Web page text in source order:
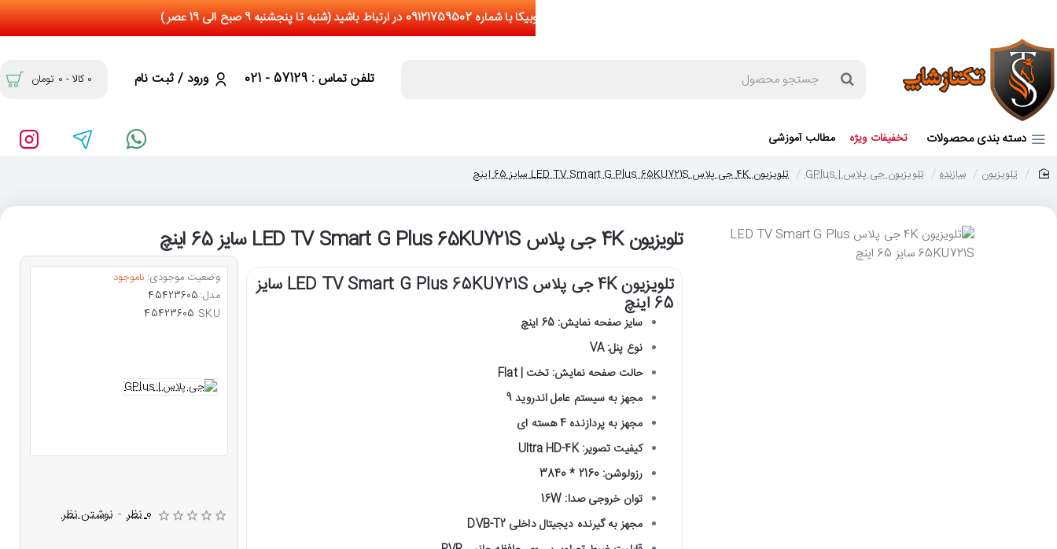
جستجو
تلفن تماس : 57129 - 021 ورود / ثبت نام 0 کالا - 0 تومان
دسته بندی محصولات تخفیفات ویژه مطالب آموزشی
تلویزیون سازنده تلویزیون جی پلاس | GPlus تلویزیون 4K جی پلاس LED TV Smart G Plus 65KU721S سایز 65 اینچ
تلویزیون 4K جی پلاس LED TV Smart G Plus 65KU721S سایز 65 اینچ
تلویزیون 4K جی پلاس LED TV Smart G Plus 65KU721S سایز
65 اینچ
سایز صفحه نمایش: 65 اینچ
نوع پنل: VA
حالت صفحه نمایش: تخت | Flat
مجهز به سیستم عامل اندروید 9
مجهز به پردازنده 4 هسته ای
کیفیت تصویر: Ultra HD-4K
رزولوشن: 2160 * 3840
توان خروجی صدا: 16W
مجهز به گیرنده دیجیتال داخلی DVB-T2
وضعیت موجودی: ناموجود
مدل: 45423605
SKU:
45423605
0 نظر - نوشتن نظر